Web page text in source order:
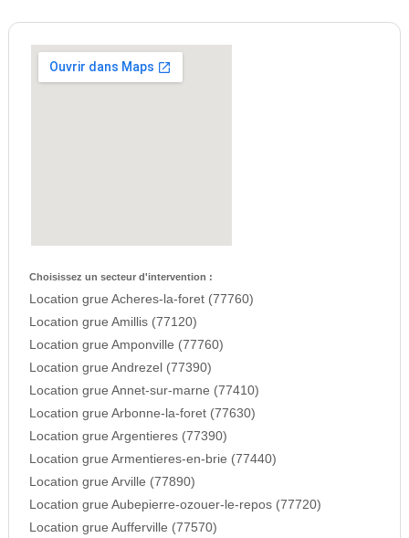
Choisissez un secteur d'intervention :
Location grue Acheres-la-foret (77760)
Location grue Amillis (77120)
Location grue Amponville (77760)
Location grue Andrezel (77390)
Location grue Annet-sur-marne (77410)
Location grue Arbonne-la-foret (77630)
Location grue Argentieres (77390)
Location grue Armentieres-en-brie (77440)
Location grue Arville (77890)
Location grue Aubepierre-ozouer-le-repos (77720)
Location grue Aufferville (77570)